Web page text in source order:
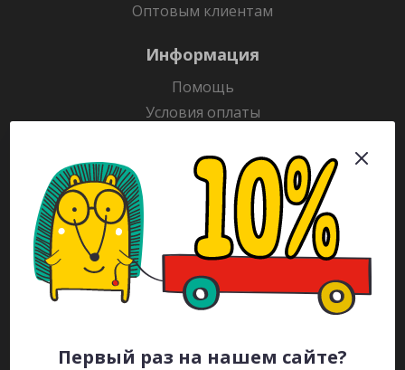
Первый раз на нашем сайте?
Оптовым клиентам
Информация
Помощь
Условия оплаты
Гарантия на товар
Раскраски
Рекламодателям
Каталог
Будьте всегда в курсе!